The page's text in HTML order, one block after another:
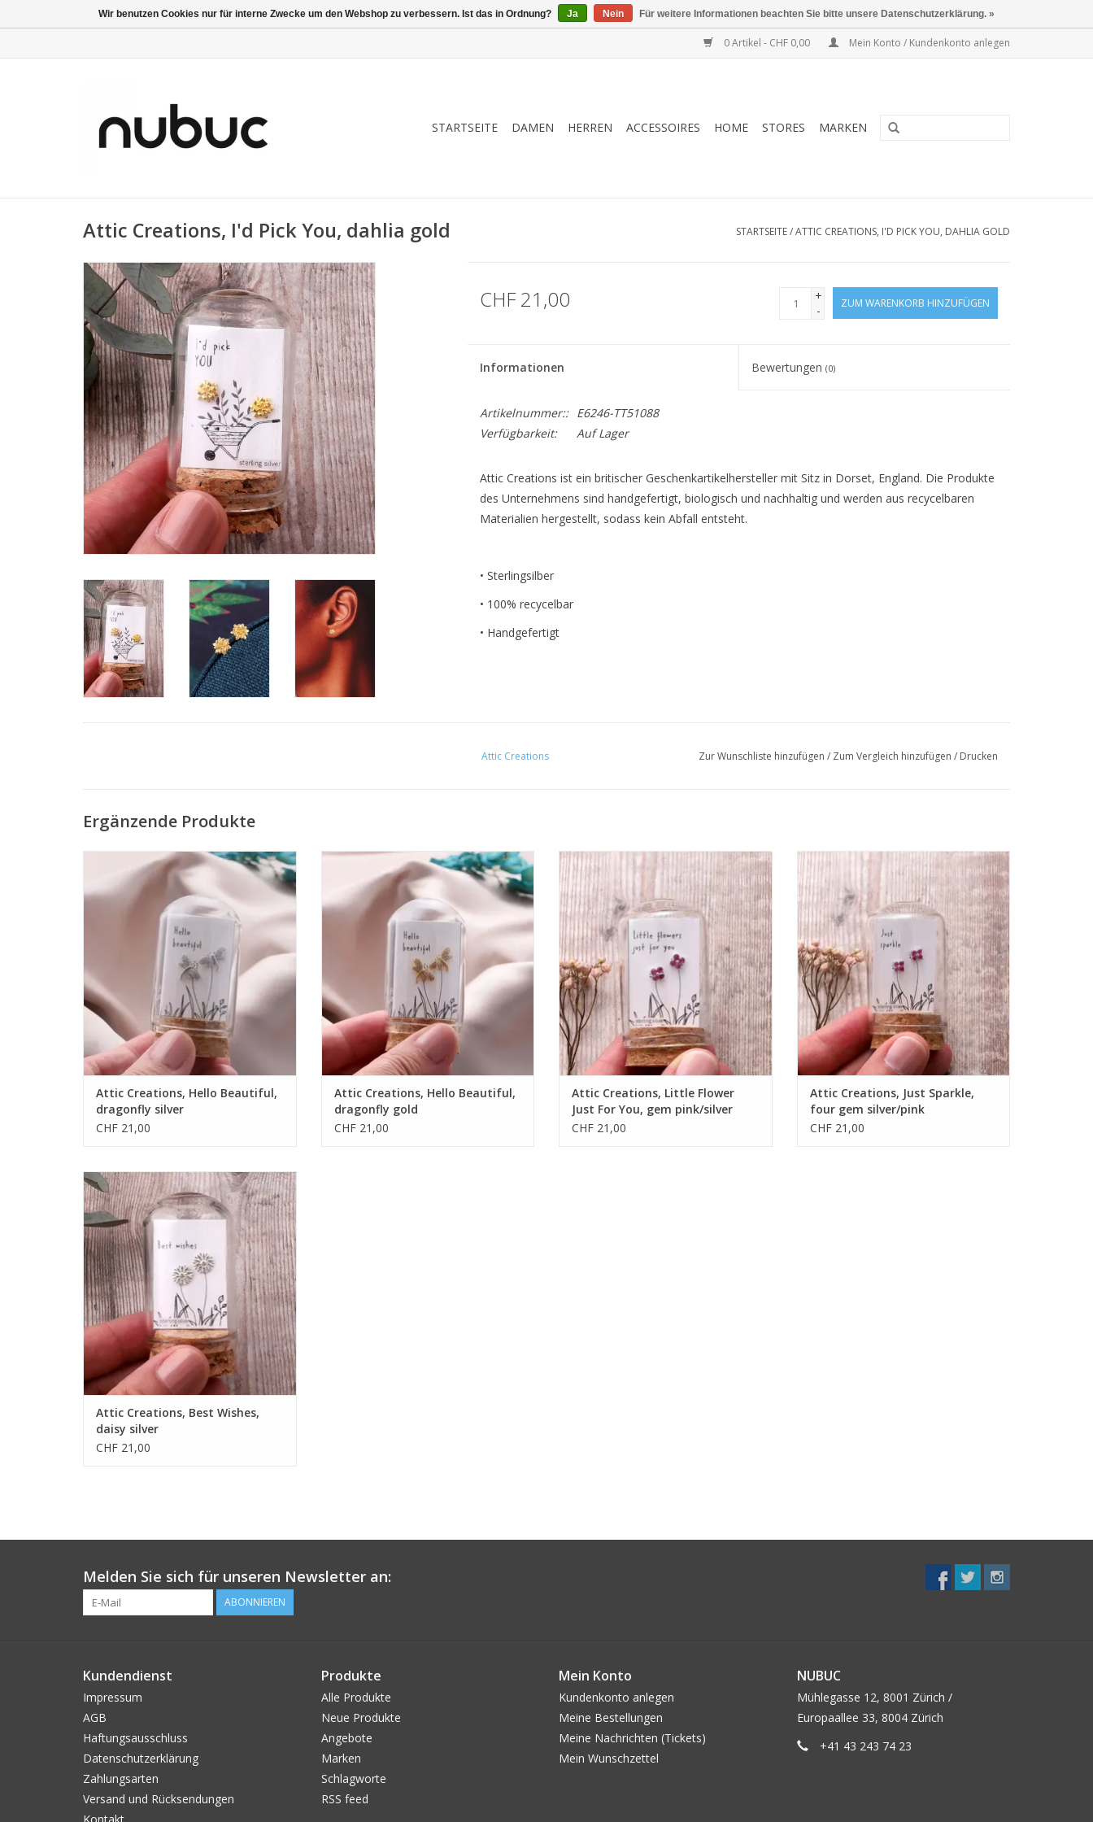
0 Artikel - CHF 0,00 Mein Konto / Kundenkonto anlegen
STARTSEITE DAMEN HERREN ACCESSOIRES HOME STORES MARKEN
Attic Creations, I'd Pick You, dahlia gold STARTSEITE/ATTIC CREATIONS, I'D PICK YOU, DAHLIA GOLD
CHF 21,00
+
-
ZUM WARENKORB HINZUFÜGEN
Informationen Bewertungen(0)
Artikelnummer::
E6246-TT51088
Verfügbarkeit:
Auf Lager
Attic Creations ist ein britischer Geschenkartikelhersteller mit Sitz in Dorset, England. Die Produkte
des Unternehmens sind handgefertigt, biologisch und nachhaltig und werden aus recycelbaren
Materialien hergestellt, sodass kein Abfall entsteht.
• Sterlingsilber
• 100% recycelbar
• Handgefertigt
Attic Creations Zur Wunschliste hinzufügen / Zum Vergleich hinzufügen / Drucken
Ergänzende Produkte
• Sterlingsilber
• 100% recycelbar
• Handgefertigt
ZUM WARENKORB HINZUFÜGEN
Attic Creations, Hello Beautiful,
dragonfly silver
CHF 21,00
• Sterlingsilber
• 100% recycelbar
• Handgefertigt
ZUM WARENKORB HINZUFÜGEN
Attic Creations, Hello Beautiful,
dragonfly gold
CHF 21,00
• Sterlingsilber
• 100% recycelbar
• Handgefertigt
ZUM WARENKORB HINZUFÜGEN
Attic Creations, Little Flower
Just For You, gem pink/silver
CHF 21,00
• 100% recycelbar
• Handgefertigt
ZUM WARENKORB HINZUFÜGEN
Attic Creations, Just Sparkle,
four gem silver/pink
CHF 21,00
• Sterlingsilber
• 100% recycelbar
• Handgefertigt
ZUM WARENKORB HINZUFÜGEN
Attic Creations, Best Wishes,
daisy silver
CHF 21,00
Melden Sie sich für unseren Newsletter an:
ABONNIEREN
Kundendienst
Impressum
AGB
Haftungsausschluss
Datenschutzerklärung
Zahlungsarten
Versand und Rücksendungen
Produkte
Alle Produkte
Neue Produkte
Angebote
Marken
Schlagworte
RSS feed
Mein Konto
Kundenkonto anlegen
Meine Bestellungen
Meine Nachrichten (Tickets)
Mein Wunschzettel
NUBUC
Mühlegasse 12, 8001 Zürich /
Europaallee 33, 8004 Zürich
+41 43 243 74 23
Wir benutzen Cookies nur für interne Zwecke um den Webshop zu verbessern. Ist das in Ordnung? Ja Nein Für weitere Informationen beachten Sie bitte unsere Datenschutzerklärung. »